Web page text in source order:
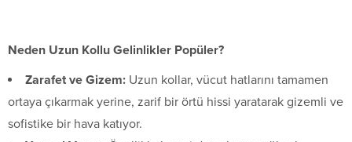
Neden Uzun Kollu Gelinlikler Popüler?
Zarafet ve Gizem: Uzun kollar, vücut hatlarını tamamen
ortaya çıkarmak yerine, zarif bir örtü hissi yaratarak gizemli ve
sofistike bir hava katıyor.